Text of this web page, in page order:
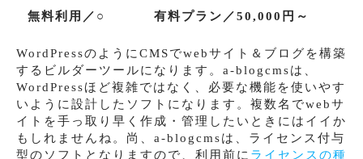
無料利用／○ 有料プラン／50,000円～
WordPressのようにCMSでwebサイト＆ブログを構築
するビルダーツールになります。a-blogcmsは、
WordPressほど複雑ではなく、必要な機能を使いやす
いように設計したソフトになります。複数名でwebサ
イトを手っ取り早く作成・管理したいときにはイイか
もしれませんね。尚、a-blogcmsは、ライセンス付与
型のソフトとなりますので、利用前に ライセンスの種